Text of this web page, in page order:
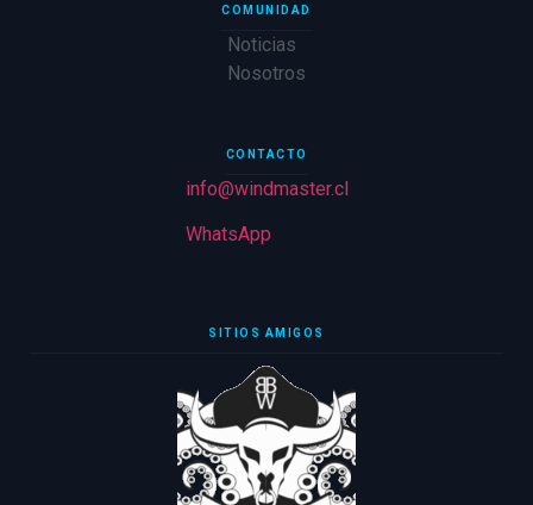
COMUNIDAD
Noticias
Nosotros
CONTACTO
info@windmaster.cl
WhatsApp
SITIOS AMIGOS